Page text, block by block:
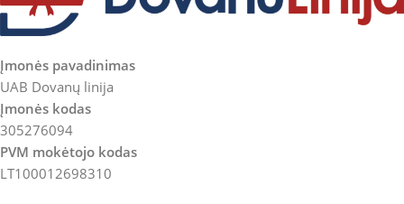
Įmonės pavadinimas
UAB Dovanų linija
Įmonės kodas
305276094
PVM mokėtojo kodas
LT100012698310